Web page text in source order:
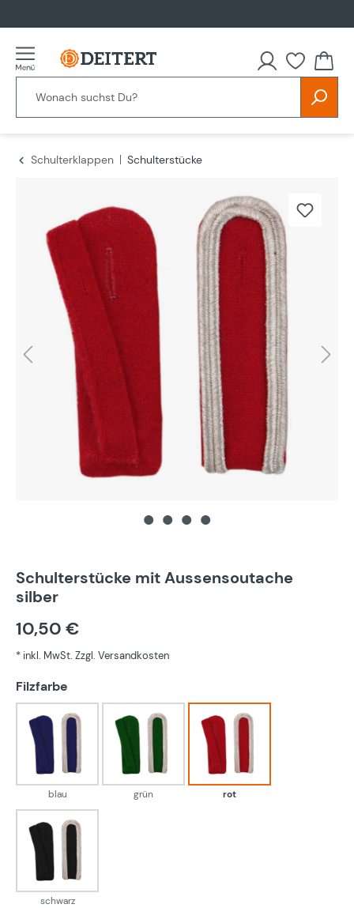
Schulterklappen
Schulterstücke
Schulterstücke mit Aussensoutache
silber
10,50 €
* inkl. MwSt. Zzgl. Versandkosten
Filzfarbe
blau
blau
grün
grün
rot
rot
schwarz
schwarz